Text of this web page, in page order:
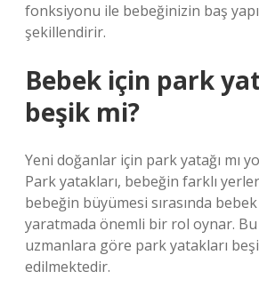
fonksiyonu ile bebeğinizin baş
şekillendirir.
Bebek için park
beşik mi?
Yeni doğanlar için park yatağı mı
Park yatakları, bebeğin farklı
bebeğin büyümesi sırasında
yaratmada önemli bir rol oynar.
uzmanlara göre park yatakları
edilmektedir.